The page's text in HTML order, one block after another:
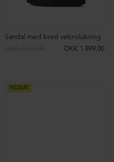
Sandal med bred velcrolukning
DKK 1.899,00
NEDSAT